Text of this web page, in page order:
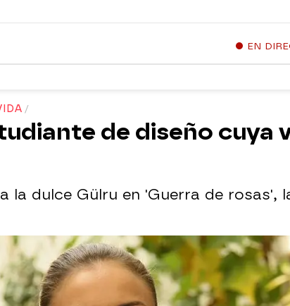
EN
de diseño cuya
la dulce Gülru en 'Guerra de rosas',